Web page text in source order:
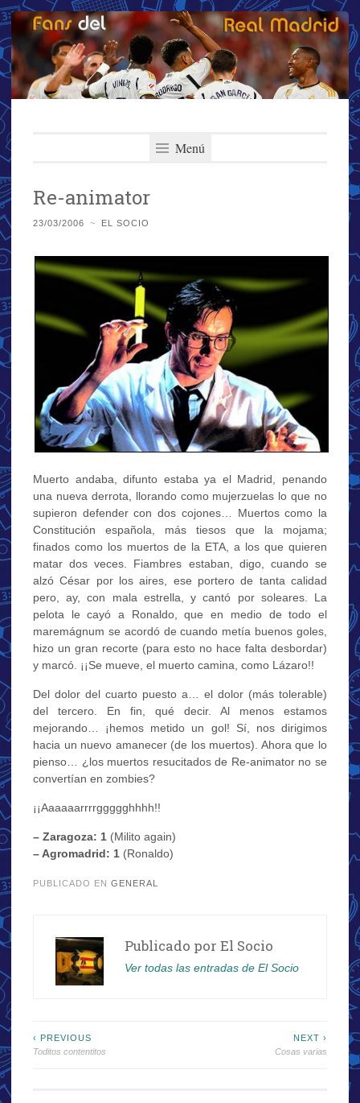
Menú
Re-animator
23/03/2006 ~ EL SOCIO
Muerto andaba, difunto estaba ya el Madrid, penando
una nueva derrota, llorando como mujerzuelas lo que no
supieron defender con dos cojones… Muertos como la
Constitución española, más tiesos que la mojama;
finados como los muertos de la ETA, a los que quieren
matar dos veces. Fiambres estaban, digo, cuando se
alzó César por los aires, ese portero de tanta calidad
pero, ay, con mala estrella, y cantó por soleares. La
pelota le cayó a Ronaldo, que en medio de todo el
maremágnum se acordó de cuando metía buenos goles,
hizo un gran recorte (para esto no hace falta desbordar)
y marcó. ¡¡Se mueve, el muerto camina, como Lázaro!!
Del dolor del cuarto puesto a… el dolor (más tolerable)
del tercero. En fin, qué decir. Al menos estamos
mejorando… ¡hemos metido un gol! Sí, nos dirigimos
hacia un nuevo amanecer (de los muertos). Ahora que lo
pienso… ¿los muertos resucitados de Re-animator no se
convertían en zombies?
¡¡Aaaaaarrrrggggghhhh!!
– Zaragoza: 1 (Milito again)
– Agromadrid: 1 (Ronaldo)
PUBLICADO EN GENERAL
Publicado por El Socio
Ver todas las entradas de El Socio
Navegación
‹ PREVIOUS
Toditos contentitos
NEXT ›
Cosas varias